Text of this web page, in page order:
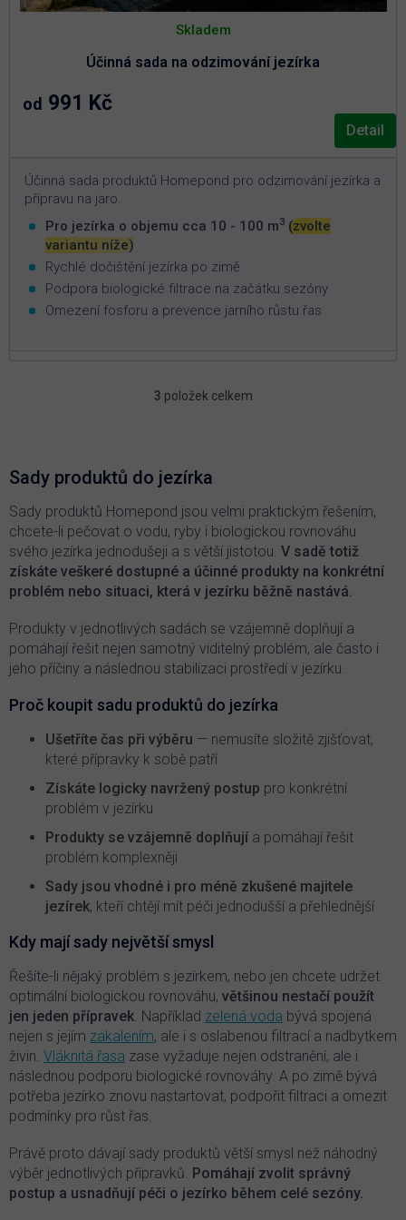
Účinná sada na odzimování jezírka
Skladem
od 991 Kč
Detail
Účinná sada produktů Homepond pro odzimování jezírka a
přípravu na jaro.
Pro jezírka o objemu cca 10 - 100 m3 (zvolte
variantu níže)
Rychlé dočištění jezírka po zimě
Podpora biologické filtrace na začátku sezóny
Omezení fosforu a prevence jarního růstu řas
O
d
a
c
p
r
v
k
v
ý
p
i
u
3 položek celkem
Sady produktů do jezírka
Sady produktů Homepond jsou velmi praktickým řešením,
chcete-li pečovat o vodu, ryby i biologickou rovnováhu
svého jezírka jednodušeji a s větší jistotou. V sadě totiž
získáte veškeré dostupné a účinné produkty na konkrétní
problém nebo situaci, která v jezírku běžně nastává.
Produkty v jednotlivých sadách se vzájemně doplňují a
pomáhají řešit nejen samotný viditelný problém, ale často i
jeho příčiny a následnou stabilizaci prostředí v jezírku.
Proč koupit sadu produktů do jezírka
Ušetříte čas při výběru — nemusíte složitě zjišťovat,
které přípravky k sobě patří
Získáte logicky navržený postup pro konkrétní
problém v jezírku
Produkty se vzájemně doplňují a pomáhají řešit
problém komplexněji
Sady jsou vhodné i pro méně zkušené majitele
jezírek, kteří chtějí mít péči jednodušší a přehlednější
Kdy mají sady největší smysl
Řešíte-li nějaký problém s jezírkem, nebo jen chcete udržet
optimální biologickou rovnováhu, většinou nestačí použít
jen jeden přípravek. Například zelená voda bývá spojená
nejen s jejím zakalením, ale i s oslabenou filtrací a nadbytkem
živin. Vláknitá řasa zase vyžaduje nejen odstranění, ale i
následnou podporu biologické rovnováhy. A po zimě bývá
potřeba jezírko znovu nastartovat, podpořit filtraci a omezit
podmínky pro růst řas.
Právě proto dávají sady produktů větší smysl než náhodný
výběr jednotlivých přípravků. Pomáhají zvolit správný
postup a usnadňují péči o jezírko během celé sezóny.